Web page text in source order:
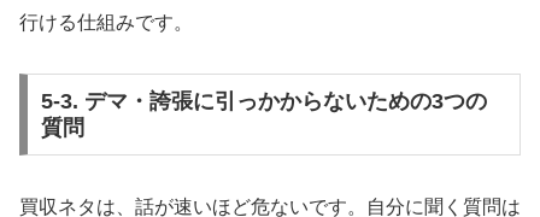
行ける仕組みです。
5-3. デマ・誇張に引っかからないための3つの
質問
買収ネタは、話が速いほど危ないです。自分に聞く質問は